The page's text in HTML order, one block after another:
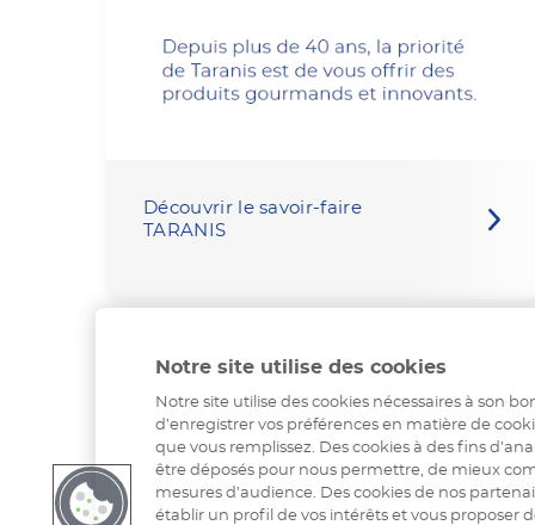
Découvrir le savoir-faire
TARANIS
Notre site utilise des cookies
Notre site utilise des cookies nécessaires à son
d’enregistrer vos préférences en matière de
que vous remplissez. Des cookies à des fins
être déposés pour nous permettre, de mieux
mesures d’audience. Des cookies de nos
établir un profil de vos intérêts et vous proposer